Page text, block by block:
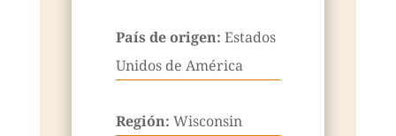
País de origen: Estados
Unidos de América
Región: Wisconsin